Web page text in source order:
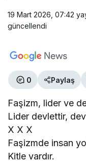
METE
"ÖRT
RECAİ
19 Mart 2026, 07:42
güncellendi
0 Paylaş
Faşizm, lider ve
Lider devlettir,
X X X
Faşizmde insan
Kitle vardır.